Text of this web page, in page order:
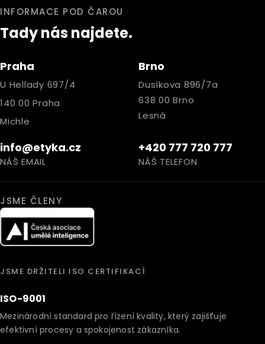
INFORMACE POD ČAROU
Tady nás najdete.
Praha
U Hellady 697/4
140 00 Praha
Michle
Brno
Dusíkova 896/7a
638 00 Brno
Lesná
info@etyka.cz
NÁŠ EMAIL
+420 777 720 777
NÁŠ TELEFON
JSME ČLENY
JSME DRŽITELI ISO CERTIFIKACÍ
ISO-9001
Mezinárodní standard pro řízení kvality, který zajišťuje
efektivní procesy a spokojenost zákazníka.